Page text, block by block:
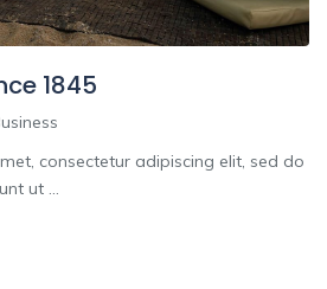
1845
consectetur adipiscing elit, sed do
ut ...